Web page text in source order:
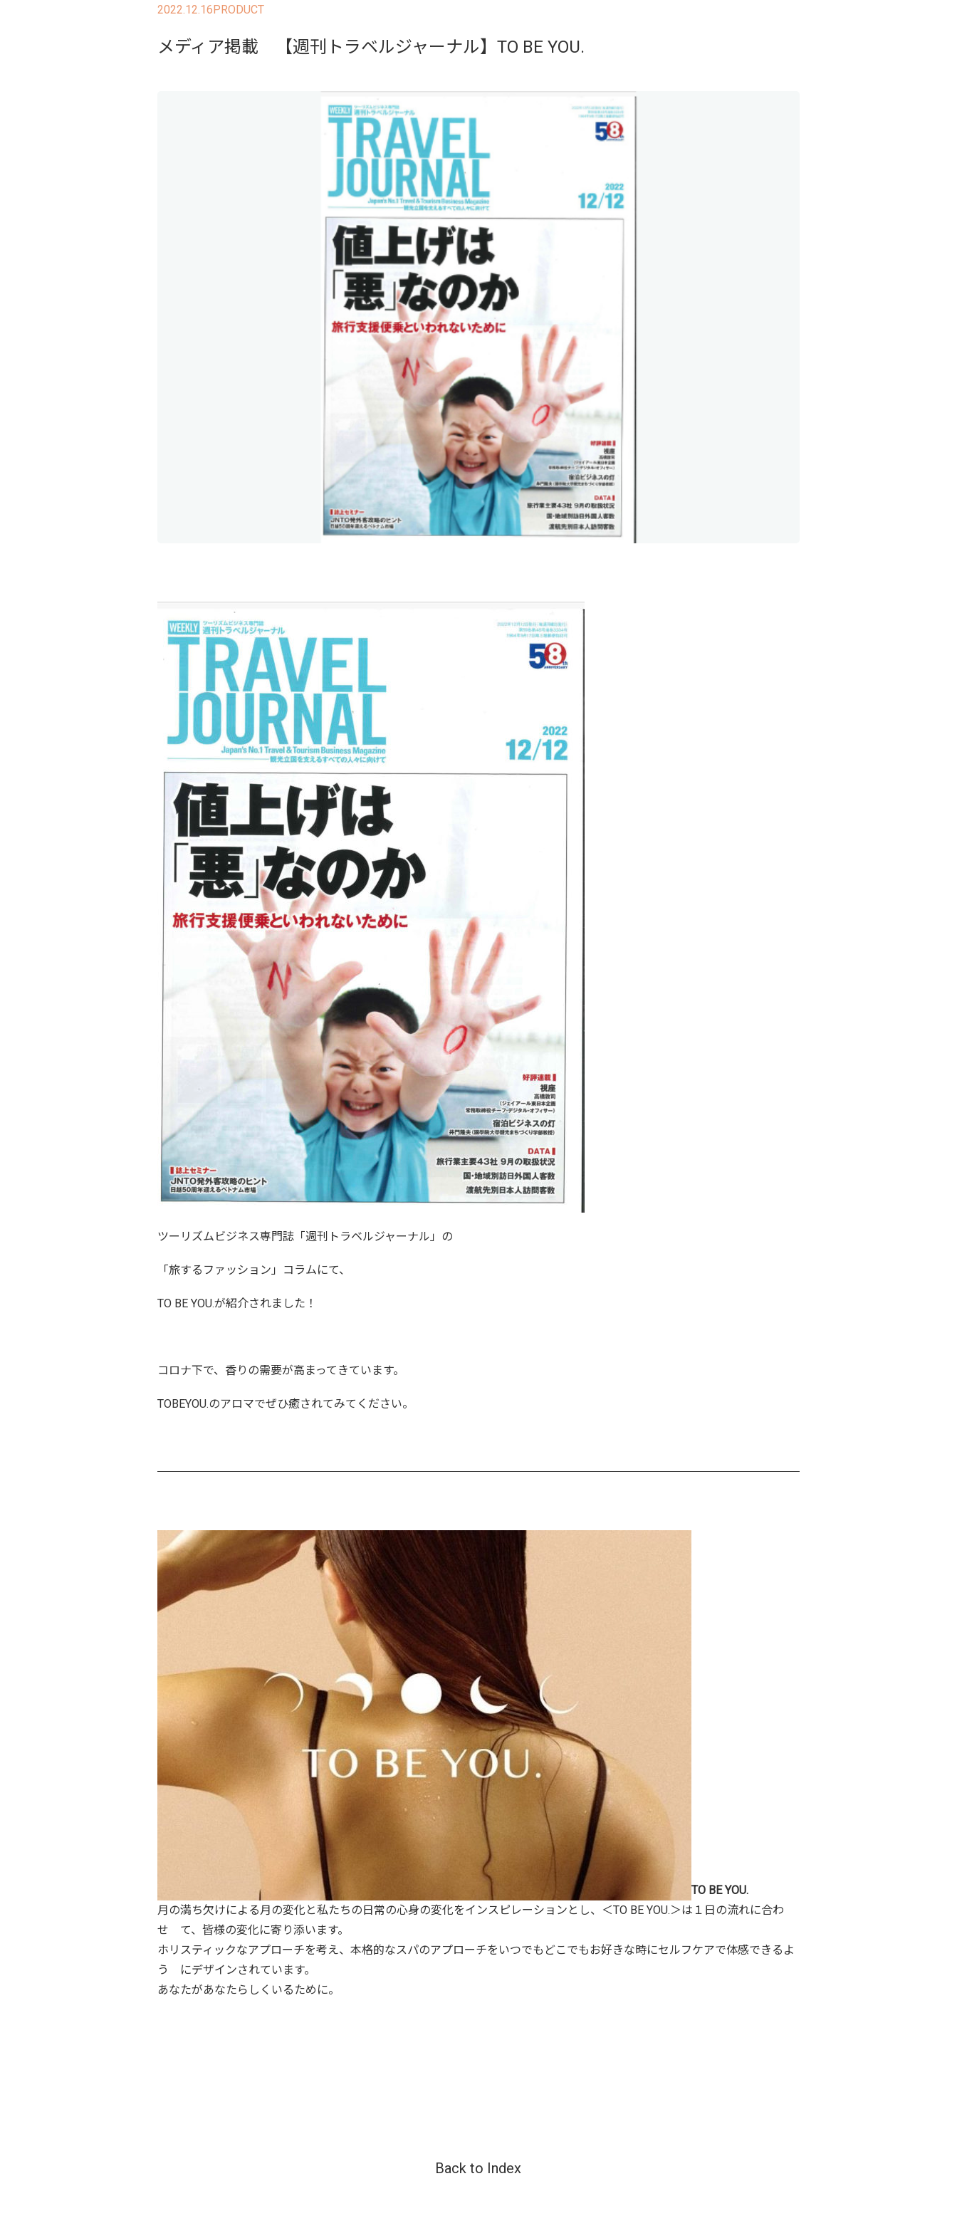
2022.12.16PRODUCT
メディア掲載 【週刊トラベルジャーナル】TO BE YOU.
ツーリズムビジネス専門誌「週刊トラベルジャーナル」の
「旅するファッション」コラムにて、
TO BE YOU.が紹介されました！
コロナ下で、香りの需要が高まってきています。
TOBEYOU.のアロマでぜひ癒されてみてください。
TO BE YOU.
月の満ち欠けによる月の変化と私たちの日常の心身の変化をインスピレーションとし、＜TO BE YOU.＞は１日の流れに合わ
せ て、皆様の変化に寄り添います。
ホリスティックなアプローチを考え、本格的なスパのアプローチをいつでもどこでもお好きな時にセルフケアで体感できるよ
う にデザインされています。
あなたがあなたらしくいるために。
Back to Index